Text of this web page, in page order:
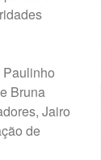
Paulinho
Bruna
Jairo
de